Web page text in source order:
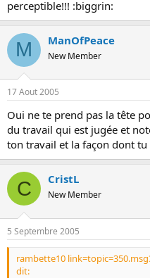
perceptible!!! :biggrin:
M ManOfPeace
New Member
17 Aout 2005
Oui ne te prend pas la tête
du travail qui est jugée et
ton travail et la façon dont tu
C CristL
New Member
5 Septembre 2005
rambette10
dit: